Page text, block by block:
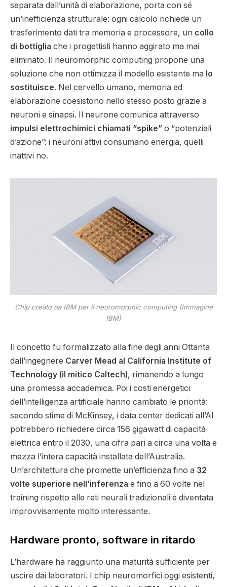
separata dall’unità di elaborazione, porta con sé
un’inefficienza strutturale: ogni calcolo richiede un
trasferimento dati tra memoria e processore, un collo
di bottiglia che i progettisti hanno aggirato ma mai
eliminato. Il neuromorphic computing propone una
soluzione che non ottimizza il modello esistente ma lo
sostituisce. Nel cervello umano, memoria ed
elaborazione coesistono nello stesso posto grazie a
neuroni e sinapsi. Il neurone comunica attraverso
impulsi elettrochimici chiamati “spike” o “potenziali
d’azione”: i neuroni attivi consumano energia, quelli
inattivi no.
Chip creato da IBM per il neuromorphic computing (Immagine
IBM)
Il concetto fu formalizzato alla fine degli anni Ottanta
dall’ingegnere Carver Mead al California Institute of
Technology (il mitico Caltech), rimanendo a lungo
una promessa accademica. Poi i costi energetici
dell’intelligenza artificiale hanno cambiato le priorità:
secondo stime di McKinsey, i data center dedicati all’AI
potrebbero richiedere circa 156 gigawatt di capacità
elettrica entro il 2030, una cifra pari a circa una volta e
mezza l’intera capacità installata dell’Australia.
Un’architettura che promette un’efficienza fino a 32
volte superiore nell’inferenza e fino a 60 volte nel
training rispetto alle reti neurali tradizionali è diventata
improvvisamente molto interessante.
Hardware pronto, software in ritardo
L’hardware ha raggiunto una maturità sufficiente per
uscire dai laboratori. I chip neuromorfici oggi esistenti,